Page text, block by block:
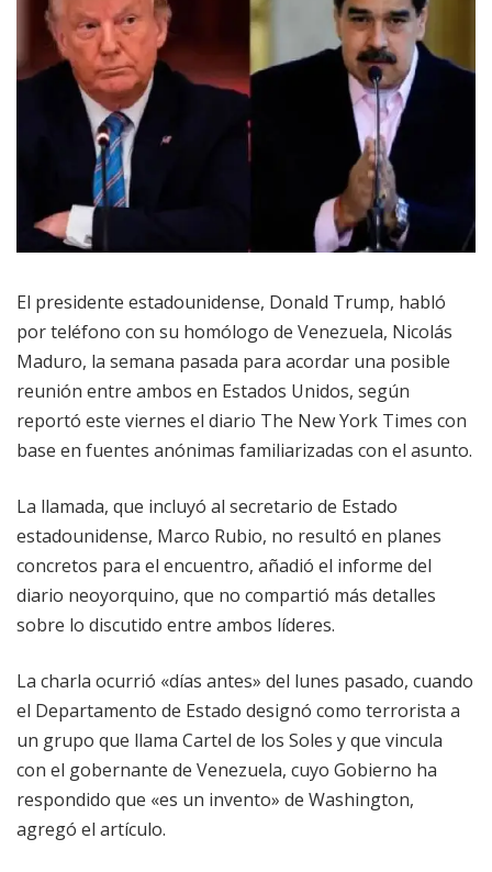
El presidente estadounidense, Donald Trump, habló
por teléfono con su homólogo de Venezuela, Nicolás
Maduro, la semana pasada para acordar una posible
reunión entre ambos en Estados Unidos, según
reportó este viernes el diario The New York Times con
base en fuentes anónimas familiarizadas con el asunto.
La llamada, que incluyó al secretario de Estado
estadounidense, Marco Rubio, no resultó en planes
concretos para el encuentro, añadió el informe del
diario neoyorquino, que no compartió más detalles
sobre lo discutido entre ambos líderes.
La charla ocurrió «días antes» del lunes pasado, cuando
el Departamento de Estado designó como terrorista a
un grupo que llama Cartel de los Soles y que vincula
con el gobernante de Venezuela, cuyo Gobierno ha
respondido que «es un invento» de Washington,
agregó el artículo.